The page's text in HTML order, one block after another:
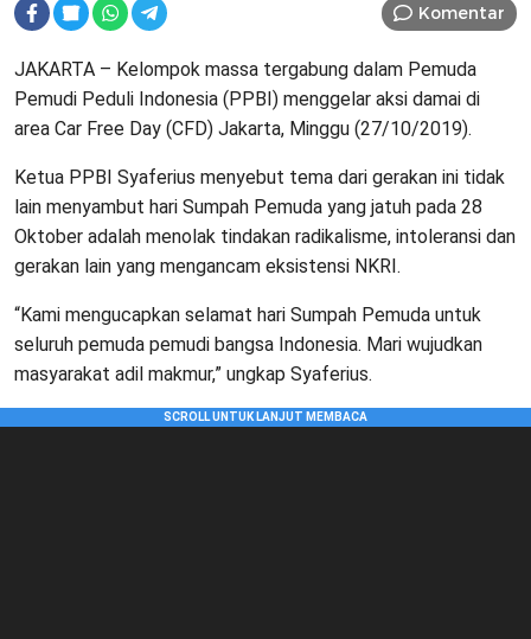
Komentar
JAKARTA – Kelompok massa tergabung dalam Pemuda
Pemudi Peduli Indonesia (PPBI) menggelar aksi damai di
area Car Free Day (CFD) Jakarta, Minggu (27/10/2019).
Ketua PPBI Syaferius menyebut tema dari gerakan ini tidak
lain menyambut hari Sumpah Pemuda yang jatuh pada 28
Oktober adalah menolak tindakan radikalisme, intoleransi dan
gerakan lain yang mengancam eksistensi NKRI.
“Kami mengucapkan selamat hari Sumpah Pemuda untuk
seluruh pemuda pemudi bangsa Indonesia. Mari wujudkan
masyarakat adil makmur,” ungkap Syaferius.